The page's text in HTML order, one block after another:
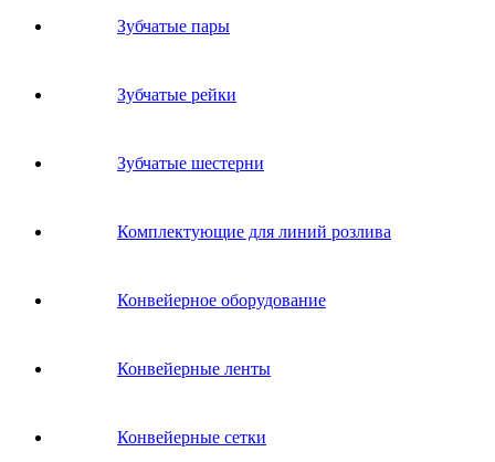
Зубчатые пары
Зубчатые рейки
Зубчатые шестерни
Комплектующие для линий розлива
Конвейерное оборудование
Конвейерные ленты
Конвейерные сетки